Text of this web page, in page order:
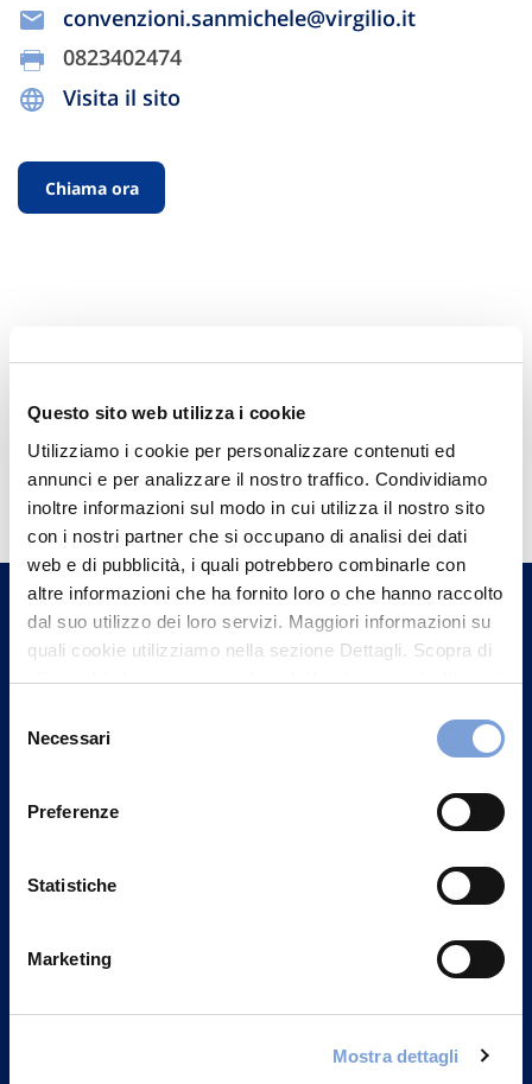
Questo sito web utilizza i cookie
Utilizziamo i cookie per personalizzare contenuti ed
annunci e per analizzare il nostro traffico. Condividiamo
inoltre informazioni sul modo in cui utilizza il nostro sito
con i nostri partner che si occupano di analisi dei dati
web e di pubblicità, i quali potrebbero combinarle con
altre informazioni che ha fornito loro o che hanno raccolto
dal suo utilizzo dei loro servizi. Maggiori informazioni su
quali cookie utilizziamo nella sezione Dettagli. Scopra di
più su chi siamo, come può contattarci e come trattiamo i
può trovare nel footer del sito nella sezione "Informativa
delNecessari
Preferenze
Statistiche
Marketing
Mostra dettagli
convenzioni.sanmichele@virgilio.it
0823402474
Visita il sito
Chiama ora
Hai bisogno di
informazioni?
Trova l'Agenzia più vicina a te e parla con
un nostro Agente.
Contattaci
Vittoria Assicurazioni S.p.A.